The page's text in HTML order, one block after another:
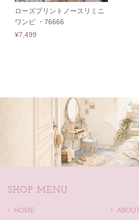
ローズプリントノースリミニ
ワンピ ・76666
¥7,499
SHOP MENU
HOME